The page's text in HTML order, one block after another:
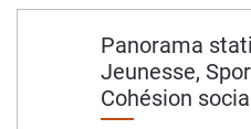
Panorama
Jeunesse,
Cohésion